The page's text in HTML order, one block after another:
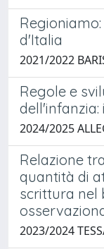
d'Italia
2021/2022
Regole e
2024/2025
Relazione
quantità di
scrittura nel
2023/2024